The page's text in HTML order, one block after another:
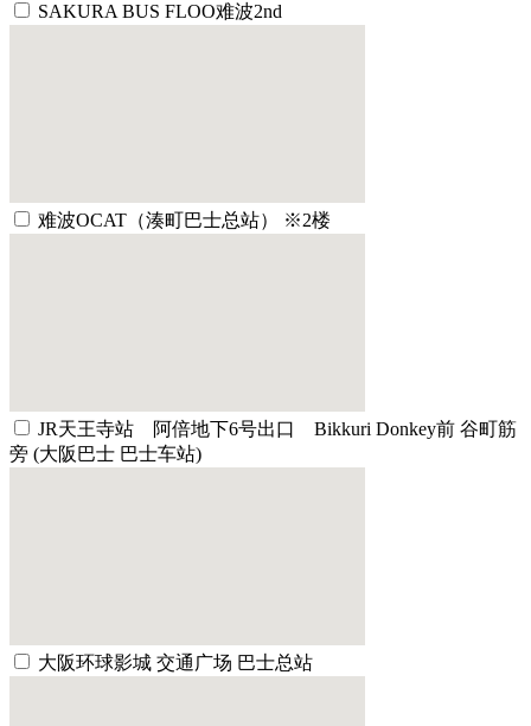
SAKURA BUS FLOO难波2nd
难波OCAT（湊町巴士总站） ※2楼
JR天王寺站 阿倍地下6号出口 Bikkuri Donkey前 谷町筋
旁 (大阪巴士 巴士车站)
大阪环球影城 交通广场 巴士总站